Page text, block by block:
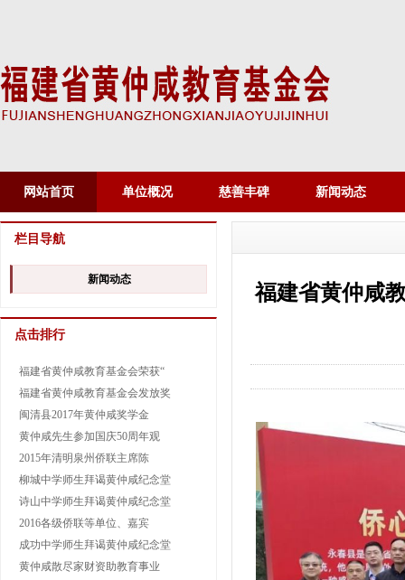
网站首页 单位概况 慈善丰碑 新闻动态
福建省黄仲咸
栏目导航
新闻动态
点击排行
福建省黄仲咸教育基金会荣获“
福建省黄仲咸教育基金会发放奖
闽清县2017年黄仲咸奖学金
黄仲咸先生参加国庆50周年观
2015年清明泉州侨联主席陈
柳城中学师生拜谒黄仲咸纪念堂
诗山中学师生拜谒黄仲咸纪念堂
2016各级侨联等单位、嘉宾
成功中学师生拜谒黄仲咸纪念堂
黄仲咸散尽家财资助教育事业